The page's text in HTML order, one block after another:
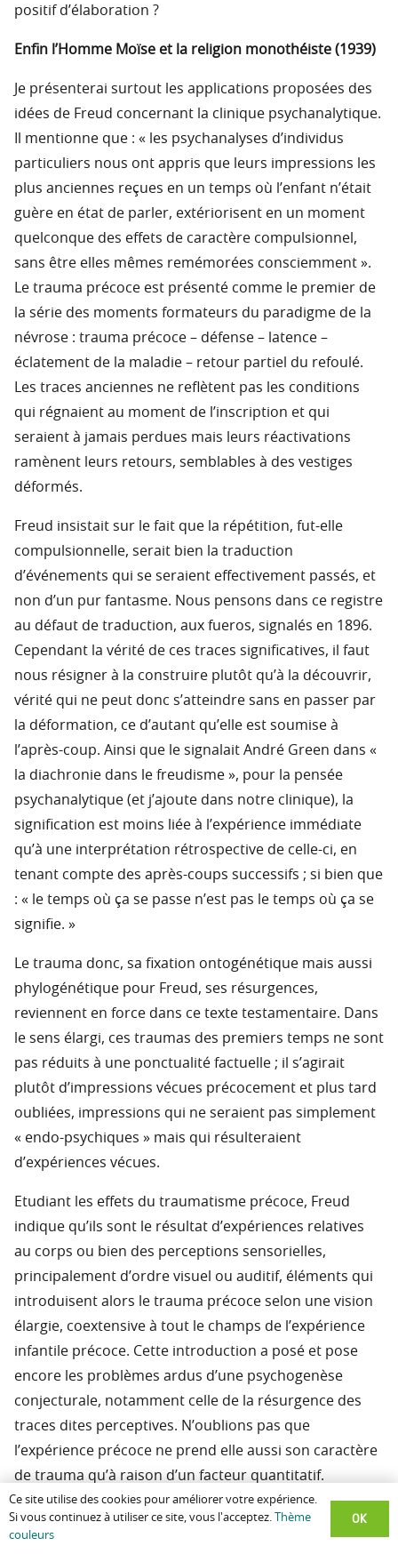
positif d’élaboration ?
Enfin l’Homme Moïse et la religion monothéiste (1939)
Je présenterai surtout les applications proposées des
idées de Freud concernant la clinique psychanalytique.
Il mentionne que : « les psychanalyses d’individus
particuliers nous ont appris que leurs impressions les
plus anciennes reçues en un temps où l’enfant n’était
guère en état de parler, extériorisent en un moment
quelconque des effets de caractère compulsionnel,
sans être elles mêmes remémorées consciemment ».
Le trauma précoce est présenté comme le premier de
la série des moments formateurs du paradigme de la
névrose : trauma précoce – défense – latence –
éclatement de la maladie – retour partiel du refoulé.
Les traces anciennes ne reflètent pas les conditions
qui régnaient au moment de l’inscription et qui
seraient à jamais perdues mais leurs réactivations
ramènent leurs retours, semblables à des vestiges
déformés.
Freud insistait sur le fait que la répétition, fut-elle
compulsionnelle, serait bien la traduction
d’événements qui se seraient effectivement passés, et
non d’un pur fantasme. Nous pensons dans ce registre
au défaut de traduction, aux fueros, signalés en 1896.
Cependant la vérité de ces traces significatives, il faut
nous résigner à la construire plutôt qu’à la découvrir,
vérité qui ne peut donc s’atteindre sans en passer par
la déformation, ce d’autant qu’elle est soumise à
l’après-coup. Ainsi que le signalait André Green dans «
la diachronie dans le freudisme », pour la pensée
psychanalytique (et j’ajoute dans notre clinique), la
signification est moins liée à l’expérience immédiate
qu’à une interprétation rétrospective de celle-ci, en
tenant compte des après-coups successifs ; si bien que
: « le temps où ça se passe n’est pas le temps où ça se
signifie. »
Le trauma donc, sa fixation ontogénétique mais aussi
phylogénétique pour Freud, ses résurgences,
reviennent en force dans ce texte testamentaire. Dans
le sens élargi, ces traumas des premiers temps ne sont
pas réduits à une ponctualité factuelle ; il s’agirait
plutôt d’impressions vécues précocement et plus tard
oubliées, impressions qui ne seraient pas simplement
« endo-psychiques » mais qui résulteraient
d’expériences vécues.
Etudiant les effets du traumatisme précoce, Freud
indique qu’ils sont le résultat d’expériences relatives
au corps ou bien des perceptions sensorielles,
principalement d’ordre visuel ou auditif, éléments qui
introduisent alors le trauma précoce selon une vision
élargie, coextensive à tout le champs de l’expérience
infantile précoce. Cette introduction a posé et pose
encore les problèmes ardus d’une psychogenèse
conjecturale, notamment celle de la résurgence des
traces dites perceptives. N’oublions pas que
l’expérience précoce ne prend elle aussi son caractère
de trauma qu’à raison d’un facteur quantitatif.
Signalons cependant que par la suite et dans l’Abrégé,
la quête du qualitatif aurait repris ses droits sans pour
Ce site utilise des cookies pour améliorer votre expérience.
Si vous continuez à utiliser ce site, vous l'acceptez.
Thème
couleurs
OK